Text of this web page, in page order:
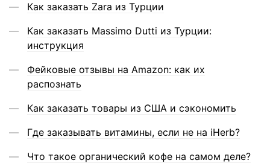
Как заказать Zara из Турции
Как заказать Massimo Dutti из Турции:
инструкция
Фейковые отзывы на Amazon: как их
распознать
Как заказать товары из США и сэкономить
Где заказывать витамины, если не на iHerb?
Что такое органический кофе на самом деле?